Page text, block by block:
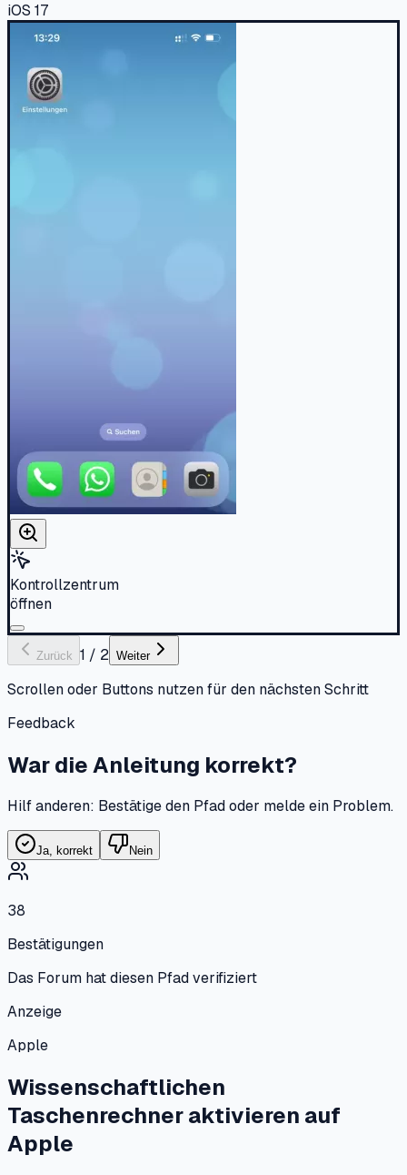
iOS 17
Kontrollzentrum
öffnen
Zurück 1 / 2 Weiter
Scrollen oder Buttons nutzen für den nächsten Schritt
Feedback
War die Anleitung korrekt?
Hilf anderen: Bestätige den Pfad oder melde ein Problem.
Ja, korrekt Nein
38
Bestätigungen
Das Forum hat diesen Pfad verifiziert
Anzeige
Apple
Wissenschaftlichen
Taschenrechner aktivieren auf
Apple